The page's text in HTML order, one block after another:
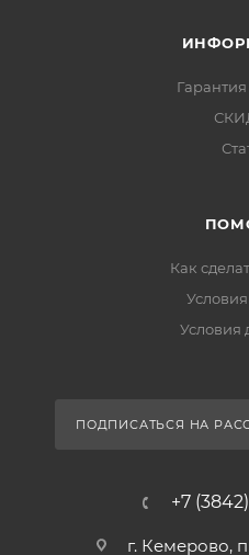
Как
Условия
ПОДПИСАТЬСЯ НА
+7
г. Кемерово,